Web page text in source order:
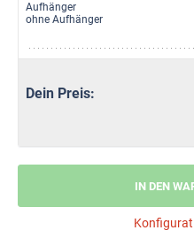
Aufhänger
ohne Aufhänger
Dein Preis:
IN DEN